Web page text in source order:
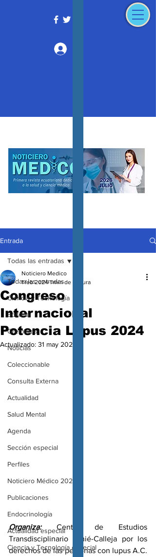
Entrada
Todas las entradas
Ciencia y Tecnología
Editorial
Gremiales
Noticias
Coleccionable
Consulta Externa
Actualidad
Salud Mental
Agenda
Sección especial
Perfiles
Noticiero Médico 2020
Publicaciones
Endocrinología
Actualidad especial
Ciencia y Tecnología especial
Todas las entradas
Congreso
Internacional
Potencia Lupus 2024
Noticiero Medico
1 feb 2024 1 min de lectura
Actualizado: 31 may 2024
Organiza: Centro de Estudios
Transdisciplinario Athié-Calleja por los
derechos de las personas con lupus A.C.